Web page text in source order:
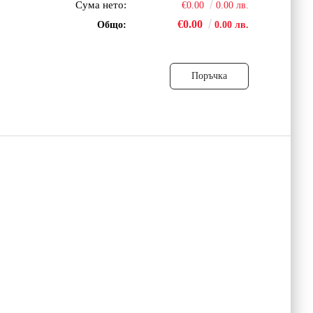
Сума нето: €0.00
0.00 лв.
Общо:
€0.00 0.00 лв.